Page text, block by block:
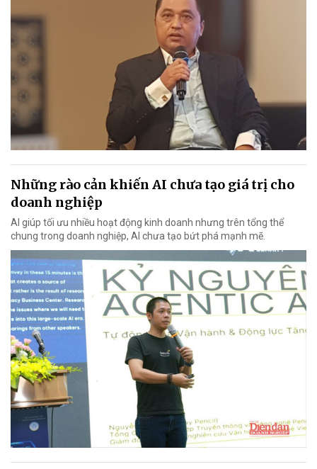
Những rào cản khiến AI chưa tạo giá trị cho
doanh nghiệp
AI giúp tối ưu nhiều hoạt động kinh doanh nhưng trên tổng thể
chung trong doanh nghiệp, AI chưa tạo bứt phá mạnh mẽ.